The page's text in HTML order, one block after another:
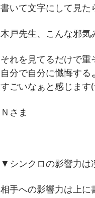
書いて文字にして見た
木戸先生、こんな邪
それを見てるだけで重
自分で自分に懺悔す
すごいなぁと感じます
Ｎさま
▼シンクロの影響力は
相手への影響力は上に